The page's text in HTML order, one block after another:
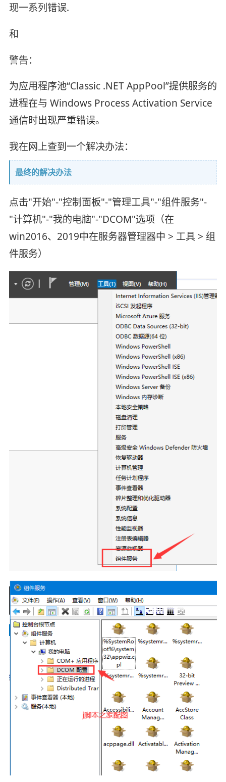
现一系列错误.
和
警告：
为应用程序池“Classic .NET AppPool”提供服务的
进程在与 Windows Process Activation Service
通信时出现严重错误。
我在网上查到一个解决办法：
最终的解决办法
点击"开始"-"控制面板"-"管理工具"-"组件服务"-
"计算机"-"我的电脑"-"DCOM"选项（在
win2016、2019中在服务器管理器中 > 工具 > 组
件服务）